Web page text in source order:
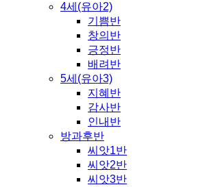
4세(유아2)
기쁨반
창의반
긍정반
배려반
5세(유아3)
지혜반
감사반
인내반
방과후반
씨앗1반
씨앗2반
씨앗3반